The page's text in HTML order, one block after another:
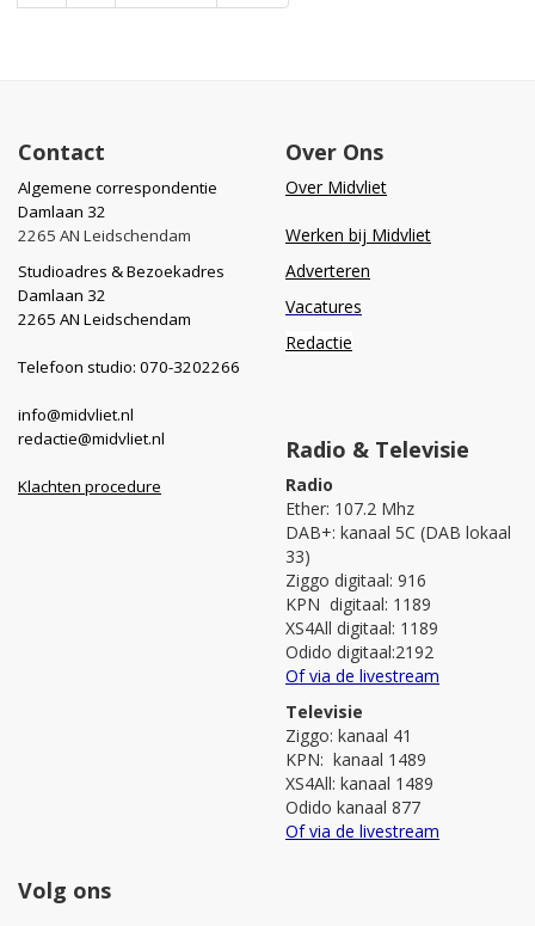
Contact
Algemene correspondentie
Damlaan 32
2265 AN Leidschendam
Studioadres & Bezoekadres
Damlaan 32
2265 AN Leidschendam
Telefoon studio: 070-3202266
info@midvliet.nl
redactie@midvliet.nl
Klachten procedure
Over Ons
Over Midvliet
Werken bij Midvliet
Adverteren
Vacatures
Redactie
Radio & Televisie
Radio
Ether: 107.2 Mhz
DAB+: kanaal 5C (DAB lokaal
33)
Ziggo digitaal: 916
KPN digitaal: 1189
XS4All digitaal: 1189
Odido digitaal:2192
Of via de livestream
Televisie
Ziggo: kanaal 41
KPN: kanaal 1489
XS4All: kanaal 1489
Odido kanaal 877
Of via de livestream
Volg ons